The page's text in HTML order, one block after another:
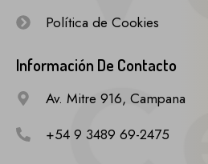
Política de Cookies
Información De Contacto
Av. Mitre 916, Campana
+54 9 3489 69-2475